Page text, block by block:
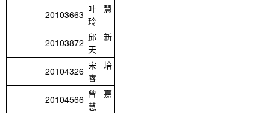
20103663 叶慧
玲
20103872 邱新
天
20104326 宋培
睿
20104566 曾嘉
慧